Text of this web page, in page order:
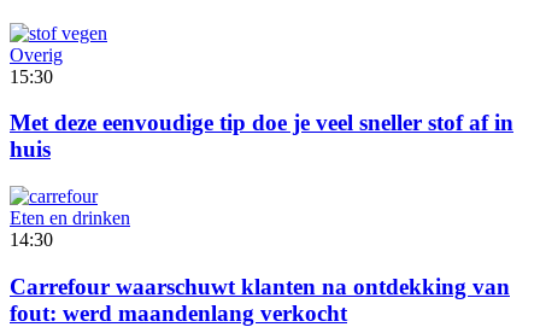
Overig
15:30
Met deze eenvoudige tip doe je veel sneller stof af in
huis
Eten en drinken
14:30
Carrefour waarschuwt klanten na ontdekking van
fout: werd maandenlang verkocht